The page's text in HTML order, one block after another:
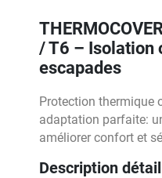
/ T6 – Isolation
escapades
Protection thermique
adaptation parfaite:
améliorer confort et
Description